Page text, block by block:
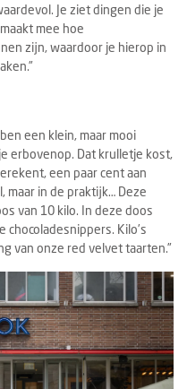
Je ziet dingen die je
mee hoe
zijn, waardoor je hierop in
een klein, maar mooi
erbovenop. Dat krulletje kost,
een paar cent aan
maar in de praktijk… Deze
van 10 kilo. In deze doos
Kilo’s
van onze red velvet taarten.”